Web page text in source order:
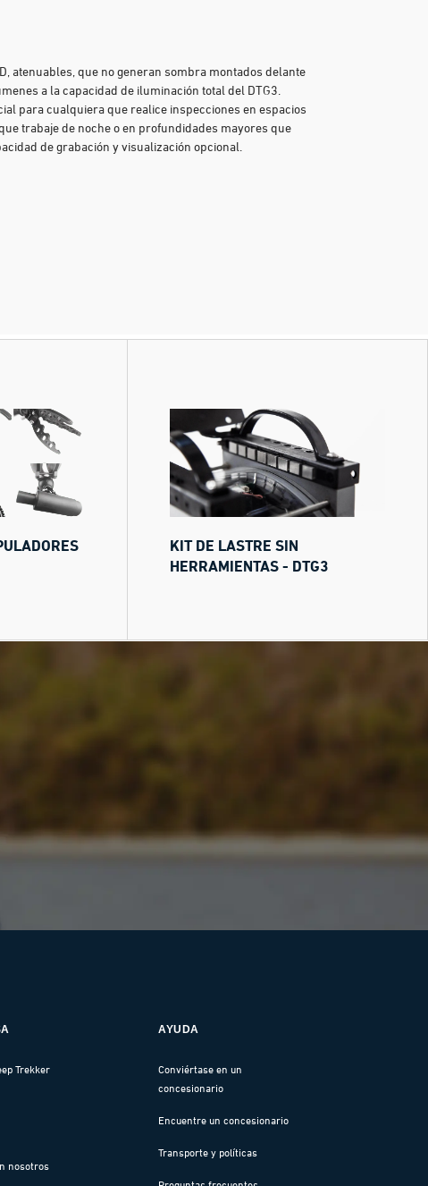
atenuables, que no generan sombra montados delante
a la capacidad de iluminación total del DTG3.
para cualquiera que realice inspecciones en espacios
trabaje de noche o en profundidades mayores que
de grabación y visualización opcional.
KIT DE LASTRE SIN
HERRAMIENTAS - DTG3
Trekker
nosotros
AYUDA
Conviértase en un
concesionario
Encuentre un concesionario
Transporte y políticas